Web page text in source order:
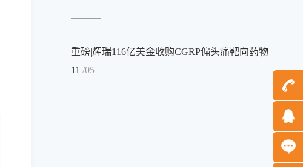
重磅|辉瑞116亿美金收购CGRP偏头痛靶向药物
11/05